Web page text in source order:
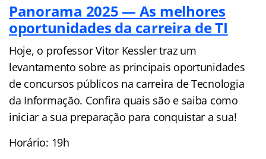
Panorama 2025 — As melhores
oportunidades da carreira de TI
Hoje, o professor Vitor Kessler traz um
levantamento sobre as principais oportunidades
de concursos públicos na carreira de Tecnologia
da Informação. Confira quais são e saiba como
iniciar a sua preparação para conquistar a sua!
Horário: 19h